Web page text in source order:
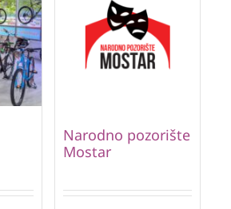
Narodno pozorište
Mostar